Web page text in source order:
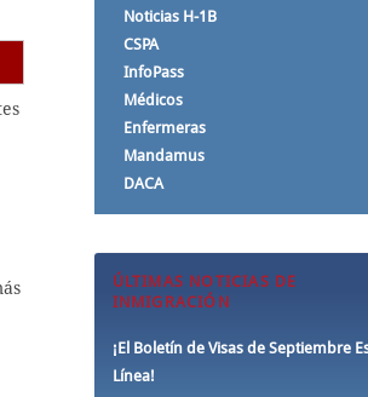
Noticias H-1B
CSPA
InfoPass
Médicos
Enfermeras
Mandamus
DACA
ÚLTIMAS NOTICIAS DE
INMIGRACIÓN
¡El Boletín de Visas de Septiembre
Línea!